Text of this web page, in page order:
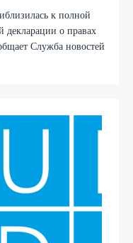
к полной
декларации о правах
Служба новостей